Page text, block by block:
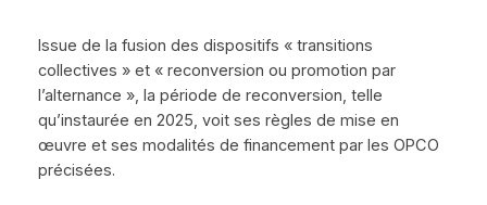
Issue de la fusion des dispositifs « transitions
collectives » et « reconversion ou promotion par
l’alternance », la période de reconversion, telle
qu’instaurée en 2025, voit ses règles de mise en
œuvre et ses modalités de financement par les OPCO
précisées.